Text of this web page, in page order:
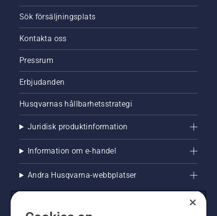
Sök försäljningsplats
Kontakta oss
Pressrum
Erbjudanden
Husqvarnas hållbarhetsstrategi
Juridisk produktinformation
Information om e-handel
Andra Husqvarna-webbplatser